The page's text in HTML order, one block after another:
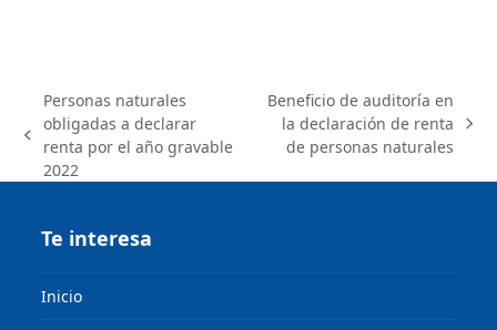
previous
post:
Personas naturales
obligadas a declarar
renta por el año gravable
2022
next
post:
Beneficio de auditoría en
la declaración de renta
de personas naturales
Te interesa
Inicio